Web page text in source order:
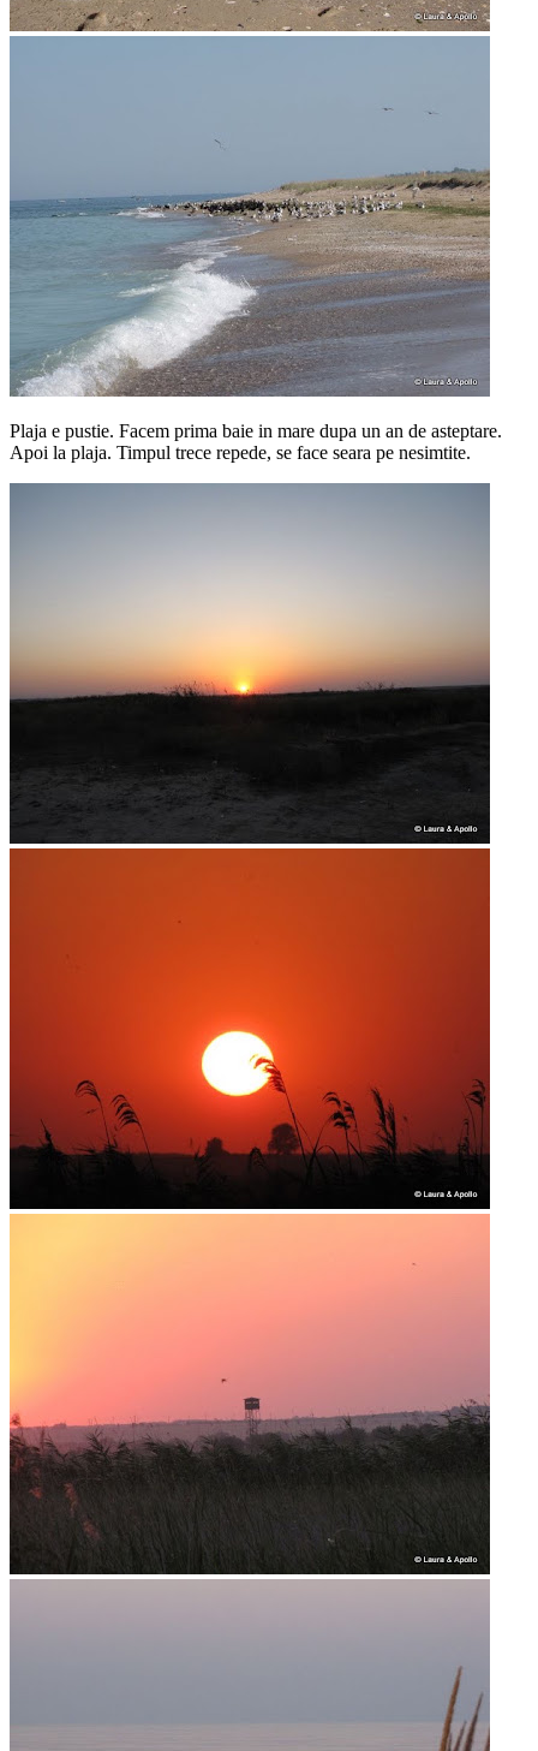
Plaja e pustie. Facem prima baie in mare dupa un an de asteptare.
Apoi la plaja. Timpul trece repede, se face seara pe nesimtite.